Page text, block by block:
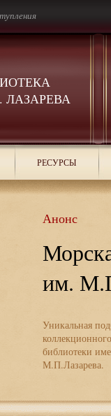
РЕСУРСЫ
Анонс
им.
Уникальная
библиотеки
М.П.Лазарева.